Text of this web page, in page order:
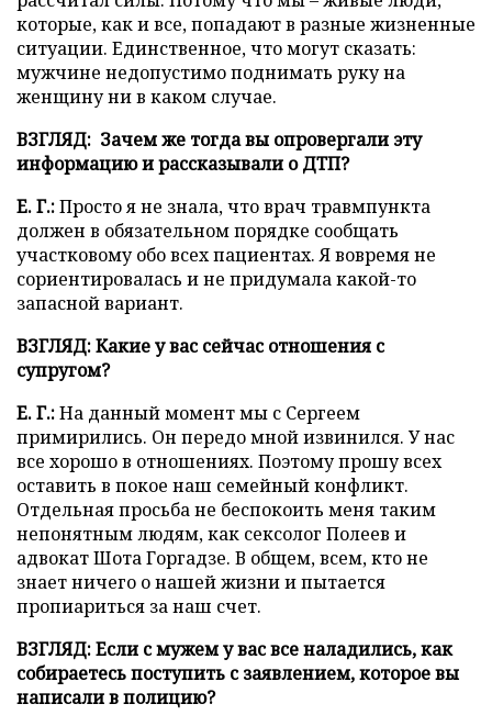
которые, как и все, попадают в разные жизненные
ситуации. Единственное, что могут сказать:
мужчине недопустимо поднимать руку на
женщину ни в каком случае.
ВЗГЛЯД: Зачем же тогда вы опровергали эту
информацию и рассказывали о ДТП?
Е. Г.:Просто я не знала, что врач травмпункта
должен в обязательном порядке сообщать
участковому обо всех пациентах. Я вовремя не
сориентировалась и не придумала какой-то
запасной вариант.
ВЗГЛЯД: Какие у вас сейчас отношения с
супругом?
Е. Г.:На данный момент мы с Сергеем
примирились. Он передо мной извинился. У нас
все хорошо в отношениях. Поэтому прошу всех
оставить в покое наш семейный конфликт.
Отдельная просьба не беспокоить меня таким
непонятным людям, как сексолог Полеев и
адвокат Шота Горгадзе. В общем, всем, кто не
знает ничего о нашей жизни и пытается
пропиариться за наш счет.
ВЗГЛЯД: Если с мужем у вас все наладились, как
собираетесь поступить с заявлением, которое вы
написали в полицию?